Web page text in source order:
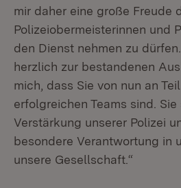
mir daher eine große Freude
Polizeiobermeisterinnen und
den Dienst nehmen zu
herzlich zur bestandenen
mich, dass Sie von nun an
erfolgreichen Teams sind.
Verstärkung unserer Polizei
besondere Verantwortung in
unsere Gesellschaft.“